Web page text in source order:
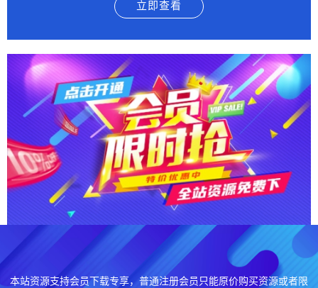
立即查看
本站资源支持会员下载专享，普通注册会员只能原价购买资源或者限